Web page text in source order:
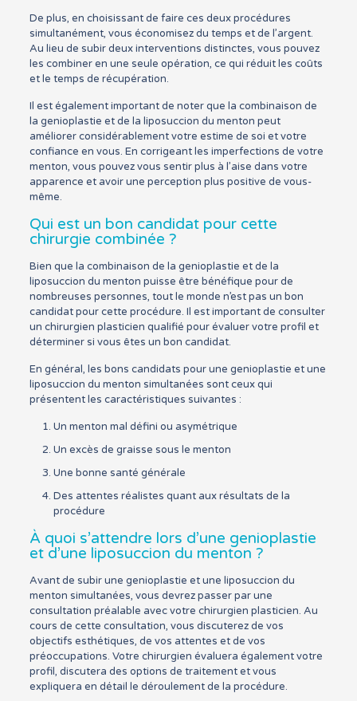
De plus, en choisissant de faire ces deux procédures
simultanément, vous économisez du temps et de l’argent.
Au lieu de subir deux interventions distinctes, vous pouvez
les combiner en une seule opération, ce qui réduit les coûts
et le temps de récupération.
Il est également important de noter que la combinaison de
la genioplastie et de la liposuccion du menton peut
améliorer considérablement votre estime de soi et votre
confiance en vous. En corrigeant les imperfections de votre
menton, vous pouvez vous sentir plus à l’aise dans votre
apparence et avoir une perception plus positive de vous-
même.
Qui est un bon candidat pour cette
chirurgie combinée ?
Bien que la combinaison de la genioplastie et de la
liposuccion du menton puisse être bénéfique pour de
nombreuses personnes, tout le monde n’est pas un bon
candidat pour cette procédure. Il est important de consulter
un chirurgien plasticien qualifié pour évaluer votre profil et
déterminer si vous êtes un bon candidat.
En général, les bons candidats pour une genioplastie et une
liposuccion du menton simultanées sont ceux qui
présentent les caractéristiques suivantes :
Un menton mal défini ou asymétrique
Un excès de graisse sous le menton
Une bonne santé générale
Des attentes réalistes quant aux résultats de la
procédure
À quoi s’attendre lors d’une genioplastie
et d’une liposuccion du menton ?
Avant de subir une genioplastie et une liposuccion du
menton simultanées, vous devrez passer par une
consultation préalable avec votre chirurgien plasticien. Au
cours de cette consultation, vous discuterez de vos
objectifs esthétiques, de vos attentes et de vos
préoccupations. Votre chirurgien évaluera également votre
profil, discutera des options de traitement et vous
expliquera en détail le déroulement de la procédure.